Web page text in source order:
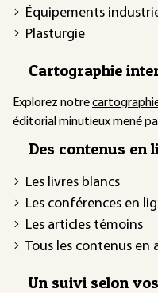
Équipements
Plasturgie
Cartographie
Explorez notre
éditorial minutieux mené
Des contenus en
Les livres blancs
Les conférences en
Les articles témoins
Tous les contenus en
Un suivi selon